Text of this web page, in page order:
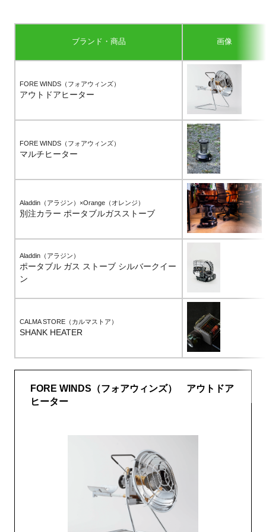
ブランド・商品 画像
FORE WINDS（フォアウィンズ）
アウトドアヒーター
FORE WINDS（フォアウィンズ）
マルチヒーター
Aladdin（アラジン）×Orange（オレンジ）
別注カラー ポータブルガスストーブ
Aladdin（アラジン）
ポータブル ガス ストーブ シルバークイー
ン
CALMA STORE（カルマストア）
SHANK HEATER
FORE WINDS（フォアウィンズ） アウトドア
ヒーター